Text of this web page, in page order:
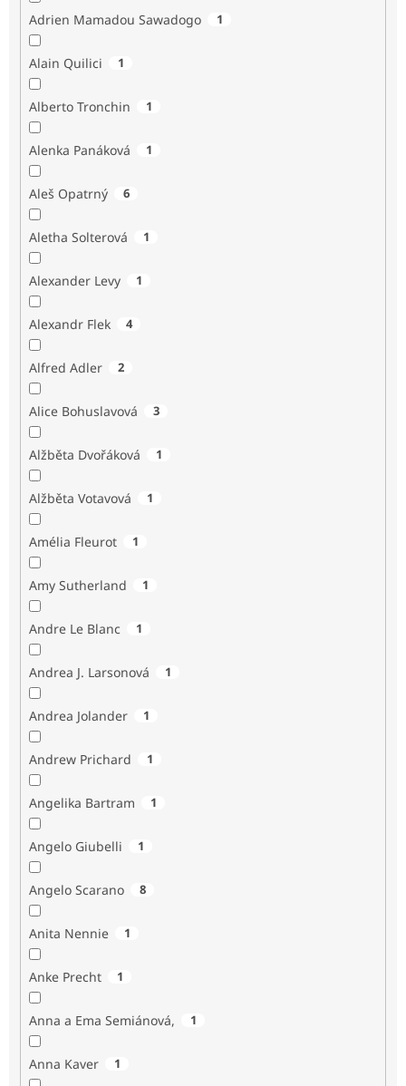
Adrien Mamadou Sawadogo 1
Alain Quilici 1
Alberto Tronchin 1
Alenka Panáková 1
Aleš Opatrný 6
Aletha Solterová 1
Alexander Levy 1
Alexandr Flek 4
Alfred Adler 2
Alice Bohuslavová 3
Alžběta Dvořáková 1
Alžběta Votavová 1
Amélia Fleurot 1
Amy Sutherland 1
Andre Le Blanc 1
Andrea J. Larsonová 1
Andrea Jolander 1
Andrew Prichard 1
Angelika Bartram 1
Angelo Giubelli 1
Angelo Scarano 8
Anita Nennie 1
Anke Precht 1
Anna a Ema Semiánová, 1
Anna Kaver 1